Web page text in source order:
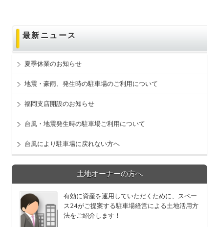
最新ニュース
夏季休業のお知らせ
地震・豪雨、発生時の駐車場のご利用について
福岡支店開設のお知らせ
台風・地震発生時の駐車場ご利用について
台風により駐車場に戻れない方へ
土地オーナーの方へ
有効に資産を運用していただくために、スペー
ス24がご提案する駐車場経営による土地活用方
法をご紹介します！